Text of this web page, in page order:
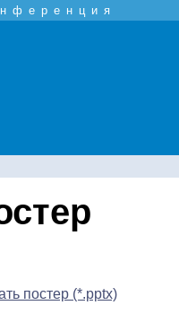
постер (*.pptx)